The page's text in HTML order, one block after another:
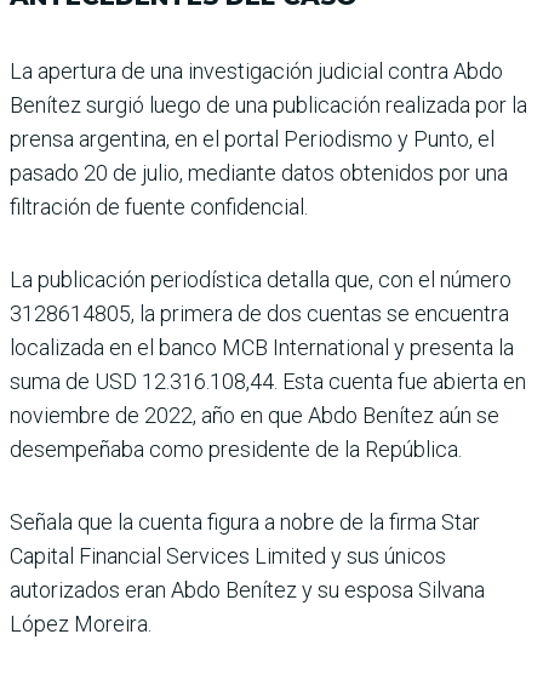
La apertura de una investi­gación judicial contra Abdo
Benítez surgió luego de una publicación realizada por la
prensa argentina, en el portal Periodismo y Punto, el
pasado 20 de julio, mediante datos obtenidos por una
filtración de fuente confidencial.
La publicación periodística detalla que, con el número
3128614805, la primera de dos cuentas se encuentra
locali­zada en el banco MCB Inter­national y presenta la
suma de USD 12.316.108,44. Esta cuenta fue abierta en
noviem­bre de 2022, año en que Abdo Benítez aún se
desempeñaba como presidente de la Repú­blica.
Señala que la cuenta figura a nobre de la firma Star
Capital Financial Services Limited y sus únicos
autorizados eran Abdo Benítez y su esposa Sil­vana
López Moreira.